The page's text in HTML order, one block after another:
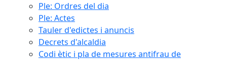
Ple: Ordres del dia
Ple: Actes
Tauler d'edictes i anuncis
Decrets d'alcaldia
Codi ètic i pla de mesures antifrau de